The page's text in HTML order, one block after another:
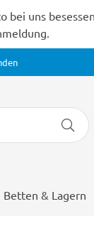
uns
Betten & Lagern